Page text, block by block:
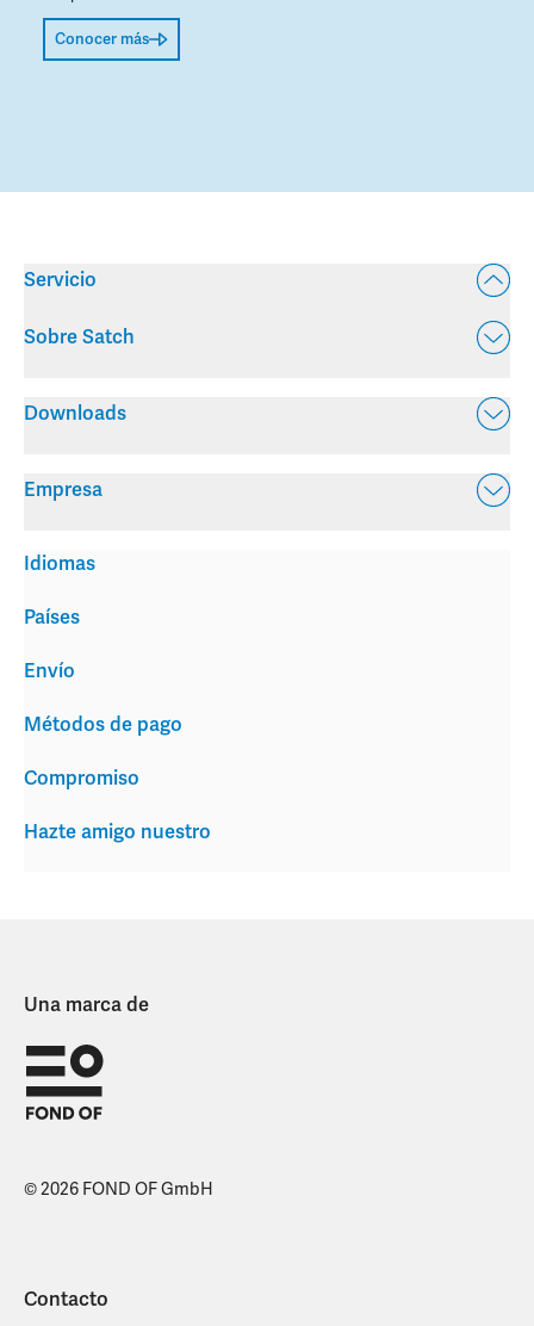
Conocer más
Servicio
Sobre Satch
Downloads
Empresa
Envío
Métodos de pago
Compromiso
Hazte amigo nuestro
Idiomas
Países
Una marca de
© 2026 FOND OF GmbH
Contacto